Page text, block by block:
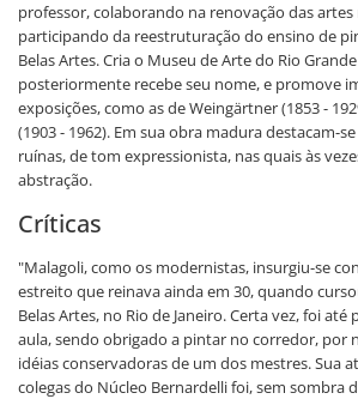
professor, colaborando na renovação das artes
participando da reestruturação do ensino de
Belas Artes. Cria o Museu de Arte do Rio
posteriormente recebe seu nome, e promove
exposições, como as de Weingärtner (1853 -
(1903 - 1962). Em sua obra madura destacam-
ruínas, de tom expressionista, nas quais às
abstração.
Críticas
"Malagoli, como os modernistas, insurgiu-se
estreito que reinava ainda em 30, quando
Belas Artes, no Rio de Janeiro. Certa vez, foi
aula, sendo obrigado a pintar no corredor, por
idéias conservadoras de um dos mestres. Sua
colegas do Núcleo Bernardelli foi, sem sombra